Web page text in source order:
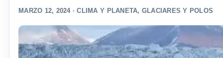
MARZO 12, 2024 ·CLIMA Y PLANETA, GLACIARES Y POLOS